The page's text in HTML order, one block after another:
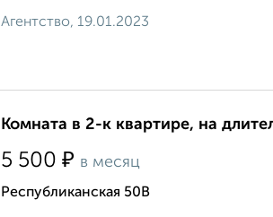
Агентство, 19.01.2023
Комната в 2-к квартире, на
5 500 ₽ в месяц
Республиканская 50В